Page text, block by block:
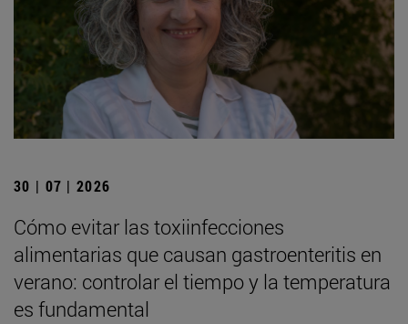
30 | 07 | 2026
Cómo evitar las toxiinfecciones
alimentarias que causan gastroenteritis en
verano: controlar el tiempo y la temperatura
es fundamental